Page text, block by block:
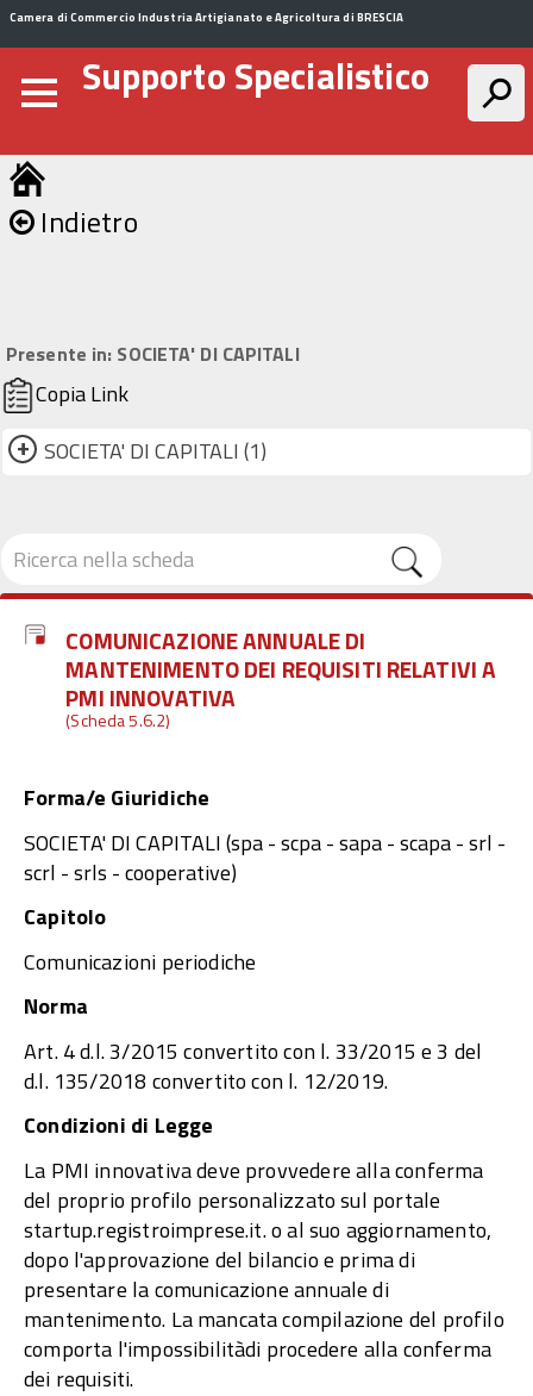
Camera di Commercio Industria Artigianato e Agricoltura di BRESCIA
Supporto Specialistico
Indietro
Presente in: SOCIETA' DI CAPITALI
Copia Link
+ SOCIETA' DI CAPITALI (1)
COMUNICAZIONE ANNUALE DI
MANTENIMENTO DEI REQUISITI RELATIVI A
PMI INNOVATIVA
(Scheda 5.6.2)
Forma/e Giuridiche
SOCIETA' DI CAPITALI (spa - scpa - sapa - scapa - srl -
scrl - srls - cooperative)
Capitolo
Comunicazioni periodiche
Norma
Art. 4 d.l. 3/2015 convertito con l. 33/2015 e 3 del
d.l. 135/2018 convertito con l. 12/2019.
Condizioni di Legge
La PMI innovativa deve provvedere alla conferma
del proprio profilo personalizzato sul portale
startup.registroimprese.it. o al suo aggiornamento,
dopo l'approvazione del bilancio e prima di
presentare la comunicazione annuale di
mantenimento. La mancata compilazione del profilo
comporta l'impossibilitàdi procedere alla conferma
dei requisiti.